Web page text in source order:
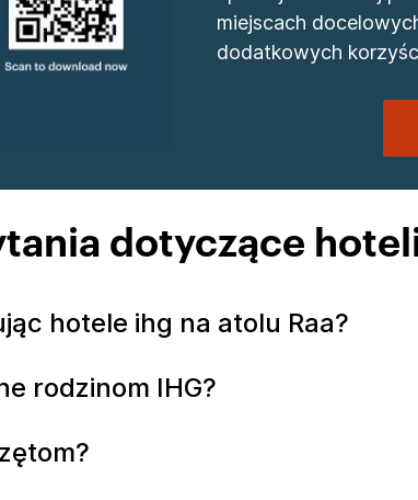
miejscach
dodatkowych
dotyczące
hotele ihg na atolu Raa?
rodzinom IHG?